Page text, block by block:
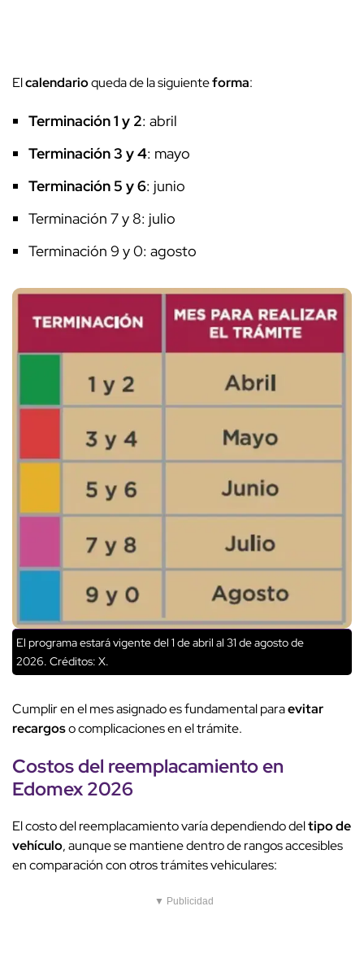
Elcalendarioqueda de la siguienteforma:
Terminación 1 y 2: abril
Terminación 3 y 4: mayo
Terminación 5 y 6: junio
Terminación 7 y 8: julio
Terminación 9 y 0: agosto
El programa estará vigente del 1 de abril al 31 de agosto de
2026. Créditos: X.
Cumplir en el mes asignado es fundamental paraevitar
recargoso complicaciones en el trámite.
Costos del reemplacamiento en
Edomex2026
El costo del reemplacamiento varía dependiendo deltipo de
vehículo, aunque se mantiene dentro de rangos accesibles
en comparación con otros trámites vehiculares:
▼ Publicidad